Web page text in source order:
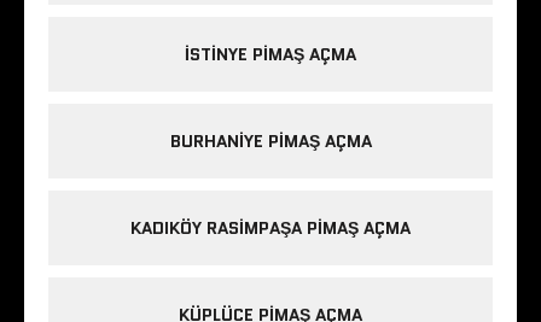
ISTINYE PIMAŞ AÇMA
BURHANIYE PIMAŞ AÇMA
KADIKÖY RASIMPAŞA PIMAŞ AÇMA
KÜPLÜCE PIMAŞ AÇMA